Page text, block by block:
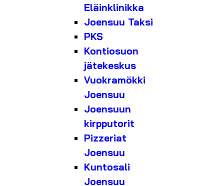
Eläinklinikka
Joensuu Taksi
PKS
Kontiosuon
jätekeskus
Vuokramökki
Joensuu
Joensuun
kirpputorit
Pizzeriat
Joensuu
Kuntosali
Joensuu